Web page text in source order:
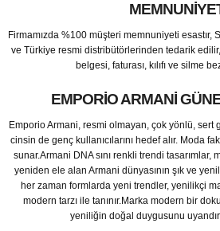
Firmamızda %100 müşteri memnuniyeti esastır,
ve Türkiye resmi distribütörlerinden tedarik
belgesi, faturası, kılıfı ve silme
EMPORIO ARMANI
Emporio Armani, resmi olmayan, çok yönlü, sert
cinsin de genç kullanıcılarını hedef alır. Moda
sunar.Armani DNA sını renkli trendi
yeniden ele alan Armani dünyasının şık ve
her zaman formlarda yeni trendler, yenilikçi
modern tarzı ile tanınır.Marka modern bir
yeniliğin doğal duygusunu